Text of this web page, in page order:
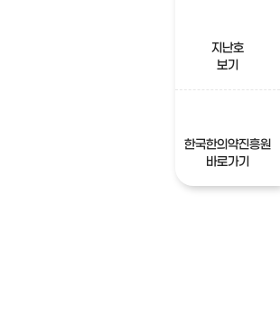
지난호
보기
한국한의약진흥원
바로가기